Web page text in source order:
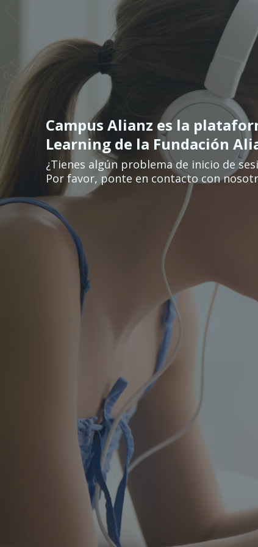
Campus Alianz es la
Learning de la Fundación
¿Tienes algún problema de inicio de
Por favor, ponte en contacto con